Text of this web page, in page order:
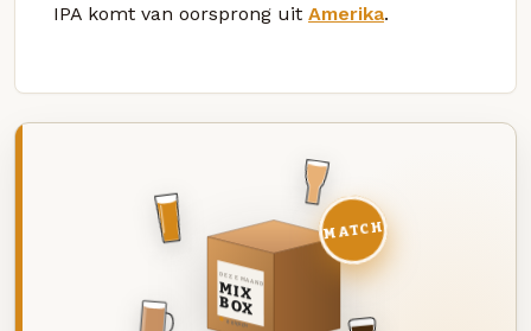
IPA komt van oorsprong uit Amerika.
DEZE MAAND
MIX
BOX
8 BIEREN
MATCH